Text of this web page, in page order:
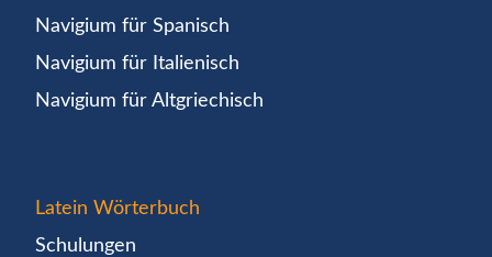
Navigium für Spanisch
Navigium für Italienisch
Navigium für Altgriechisch
Latein Wörterbuch
Schulungen